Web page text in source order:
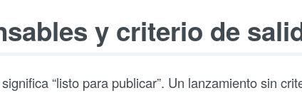
y criterio de
“listo para publicar”. Un lanzamiento sin